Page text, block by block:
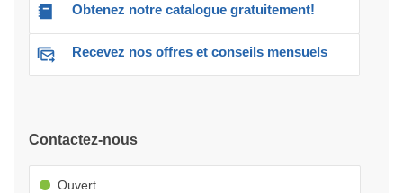
Obtenez notre catalogue gratuitement!
Recevez nos offres et conseils mensuels
Contactez-nous
Ouvert